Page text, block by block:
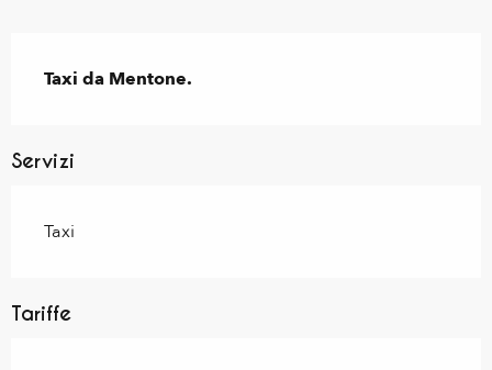
Taxi da Mentone.
Servizi
Taxi
Tariffe